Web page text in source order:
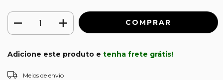
Adicione este produto e tenha frete grátis!
Entregas para o CEP:
Meios de envio